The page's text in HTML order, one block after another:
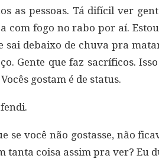
as pessoas. Tá difícil ver
com fogo no rabo por aí.
sai debaixo de chuva pra
Gente que faz sacríficos.
Vocês gostam é de status.
se você não gostasse, não
tanta coisa assim pra ver? Eu